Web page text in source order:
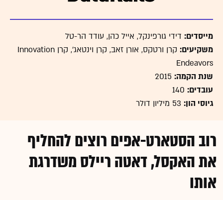
מייסדים: דידי גורפינקל, אייל כהן, עודד הר-טל
משקיעים:
קרן ורטקס, אורן זאב, קרן וינטאג', קרן Innovation
Endeavors
שנת הקמה: 2015
עובדים: 140
גיוסי הון: 53 מיליון דולר
רוב הסטארט-אפים רוצים להחליף
את האקסל, דאטה ריילס משדרגת
אותו